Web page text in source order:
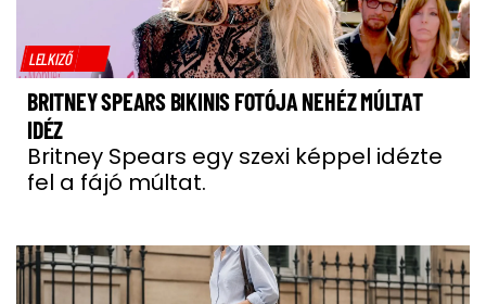
LELKIZŐ
BRITNEY SPEARS BIKINIS FOTÓJA NEHÉZ MÚLTAT
IDÉZ
Britney Spears egy szexi képpel idézte
fel a fájó múltat.